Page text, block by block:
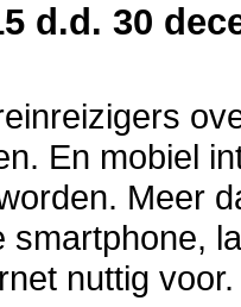
d.d. 30
En mobiel
Meer
smartphone,
nuttig voor.